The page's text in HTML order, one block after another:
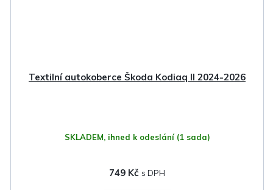
Textilní autokoberce Škoda Kodiaq II 2024-2026
SKLADEM, ihned k odeslání (1 sada)
749 Kč